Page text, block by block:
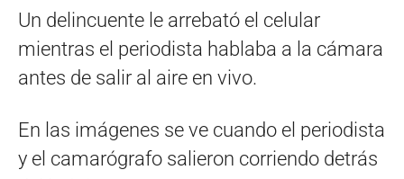
Un delincuente le arrebató el celular
mientras el periodista hablaba a la cámara
antes de salir al aire en vivo.
En las imágenes se ve cuando el periodista
y el camarógrafo salieron corriendo detrás